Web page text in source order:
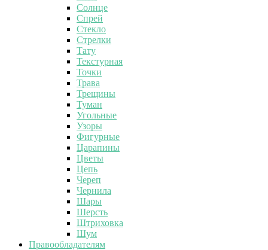
Солнце
Спрей
Стекло
Стрелки
Тату
Текстурная
Точки
Трава
Трещины
Туман
Угольные
Узоры
Фигурные
Царапины
Цветы
Цепь
Череп
Чернила
Шары
Шерсть
Штриховка
Шум
Правообладателям